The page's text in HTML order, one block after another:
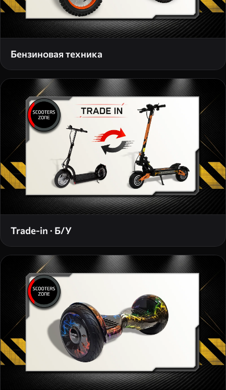
Бензиновая техника
Trade-in · Б/У